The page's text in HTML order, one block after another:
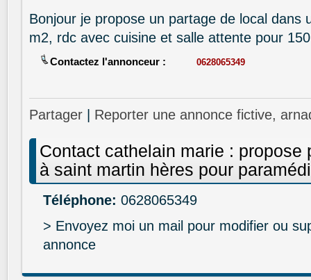
Bonjour je propose un partage de local dans
m2, rdc avec cuisine et salle attente pour
Contactez l'annonceur : 0628065349
Partager Reporter une annonce fictive,
Contact cathelain marie : propose
à saint martin hères pour
Téléphone: 0628065349
> Envoyez moi un mail pour modifier ou
annonce